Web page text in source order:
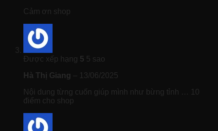
Cảm ơn shop
Được xếp hạng 5 5 sao
Hà Thị Giang – 13/06/2025
Nội dung từng cuốn giúp mình như bừng tỉnh … 10
điểm cho shop